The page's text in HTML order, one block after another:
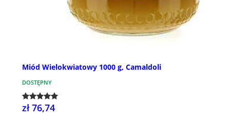
Miód Wielokwiatowy 1000 g, Camaldoli
DOSTĘPNY
zł 76,74